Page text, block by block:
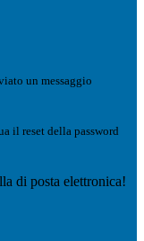
un messaggio
il reset della password
di posta elettronica!